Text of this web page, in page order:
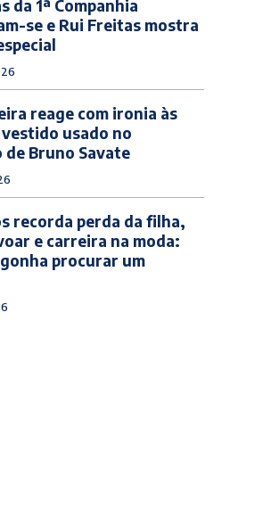
da 1ª Companhia
se e Rui Freitas mostra
reage com ironia às
usado no
de Bruno Savate
recorda perda da filha,
e carreira na moda:
procurar um